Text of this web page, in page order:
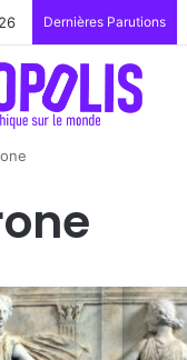
Dernières Parutions